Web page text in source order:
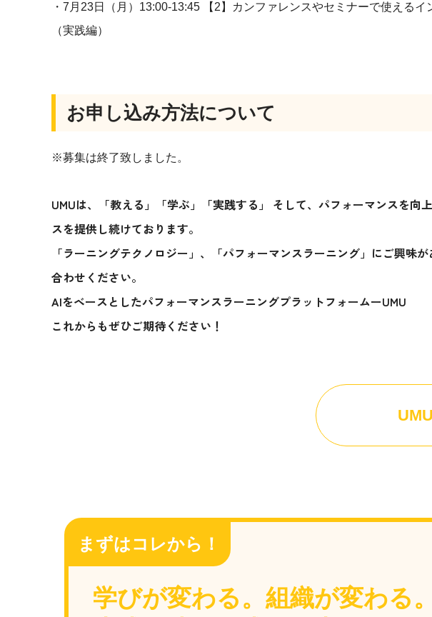
・7月23日（月）13:00-13:45 【2】カンファレンスやセミナーで使える
（実践編）
お申し込み方法について
※募集は終了致しました。
UMUは、「教える」「学ぶ」「実践する」 そして、パフォーマンスを向
スを提供し続けております。
「ラーニングテクノロジー」、「パフォーマンスラーニング」にご興味
合わせください。
AIをベースとしたパフォーマンスラーニングプラットフォームーUMU
これからもぜひご期待ください！
まずはコレから！
学びが変わる。組織が変わる。